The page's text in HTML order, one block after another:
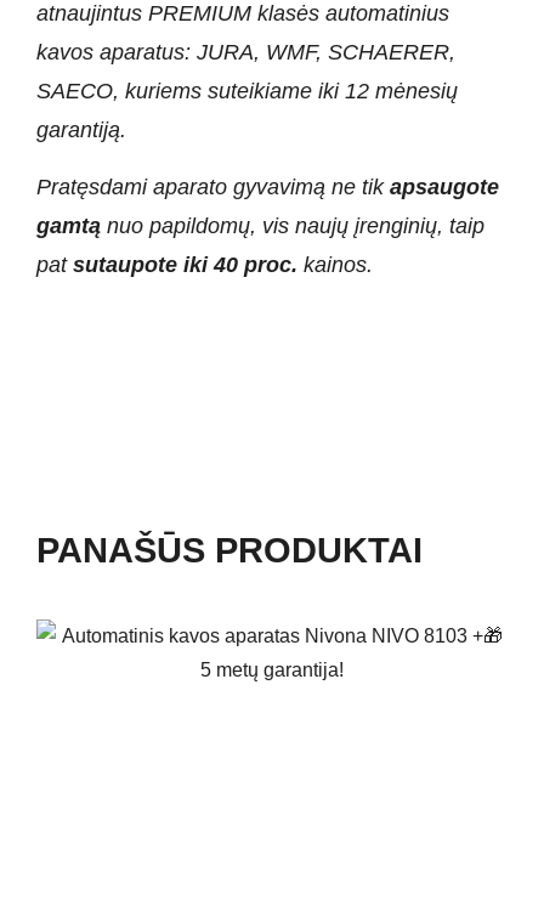
atnaujintus PREMIUM klasės automatinius
kavos aparatus: JURA, WMF, SCHAERER,
SAECO, kuriems suteikiame iki 12 mėnesių
garantiją.
Pratęsdami aparato gyvavimą ne tik apsaugote
gamtą nuo papildomų, vis naujų įrenginių, taip
pat sutaupote iki 40 proc. kainos.
PANAŠŪS PRODUKTAI